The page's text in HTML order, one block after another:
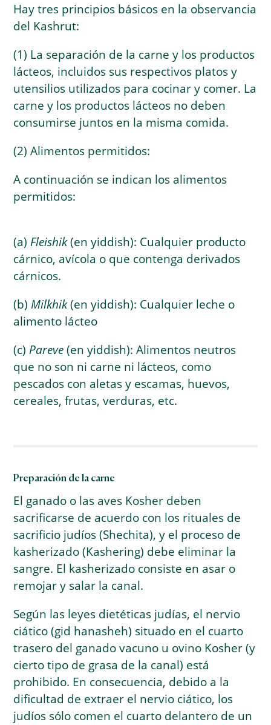
Hay tres principios básicos en la observancia
del Kashrut:
(1) La separación de la carne y los productos
lácteos, incluidos sus respectivos platos y
utensilios utilizados para cocinar y comer. La
carne y los productos lácteos no deben
consumirse juntos en la misma comida.
(2) Alimentos permitidos:
A continuación se indican los alimentos
permitidos:
(a)Fleishik(en yiddish): Cualquier producto
cárnico, avícola o que contenga derivados
cárnicos.
(b)Milkhik(en yiddish): Cualquier leche o
alimento lácteo
(c)Pareve(en yiddish): Alimentos neutros
que no son ni carne ni lácteos, como
pescados con aletas y escamas, huevos,
cereales, frutas, verduras, etc.
Preparación de la carne
El ganado o las aves Kosher deben
sacrificarse de acuerdo con los rituales de
sacrificio judíos (Shechita), y el proceso de
kasherizado (Kashering) debe eliminar la
sangre. El kasherizado consiste en asar o
remojar y salar la canal.
Según las leyes dietéticas judías, el nervio
ciático (gid hanasheh) situado en el cuarto
trasero del ganado vacuno u ovino Kosher (y
cierto tipo de grasa de la canal) está
prohibido. En consecuencia, debido a la
dificultad de extraer el nervio ciático, los
judíos sólo comen el cuarto delantero de un